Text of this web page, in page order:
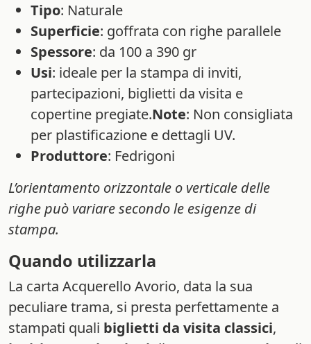
Tipo: Naturale
Superficie: goffrata con righe parallele
Spessore: da 100 a 390 gr
Usi: ideale per la stampa di inviti,
partecipazioni, biglietti da visita e
copertine pregiate.Note: Non consigliata
per plastificazione e dettagli UV.
Produttore: Fedrigoni
L’orientamento orizzontale o verticale delle
righe può variare secondo le esigenze di
stampa.
Quando utilizzarla
La carta Acquerello Avorio, data la sua
peculiare trama, si presta perfettamente a
stampati quali biglietti da visita classici,